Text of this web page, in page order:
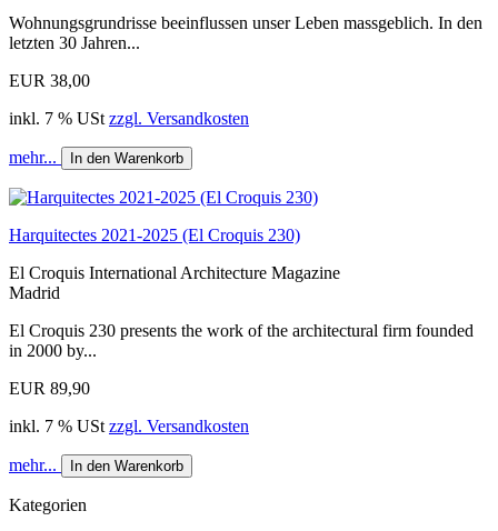
Wohnungsgrundrisse beeinflussen unser Leben massgeblich. In den
letzten 30 Jahren...
EUR 38,00
inkl. 7 % USt zzgl. Versandkosten
mehr... In den Warenkorb
Harquitectes 2021-2025 (El Croquis 230)
El Croquis International Architecture Magazine
Madrid
El Croquis 230 presents the work of the architectural firm founded
in 2000 by...
EUR 89,90
inkl. 7 % USt zzgl. Versandkosten
mehr... In den Warenkorb
Kategorien